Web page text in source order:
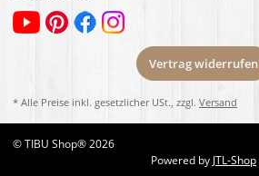
Vertrag widerrufen
* Alle Preise inkl. gesetzlicher USt., zzgl. Versand
© TIBU Shop® 2026
Powered byJTL-Shop